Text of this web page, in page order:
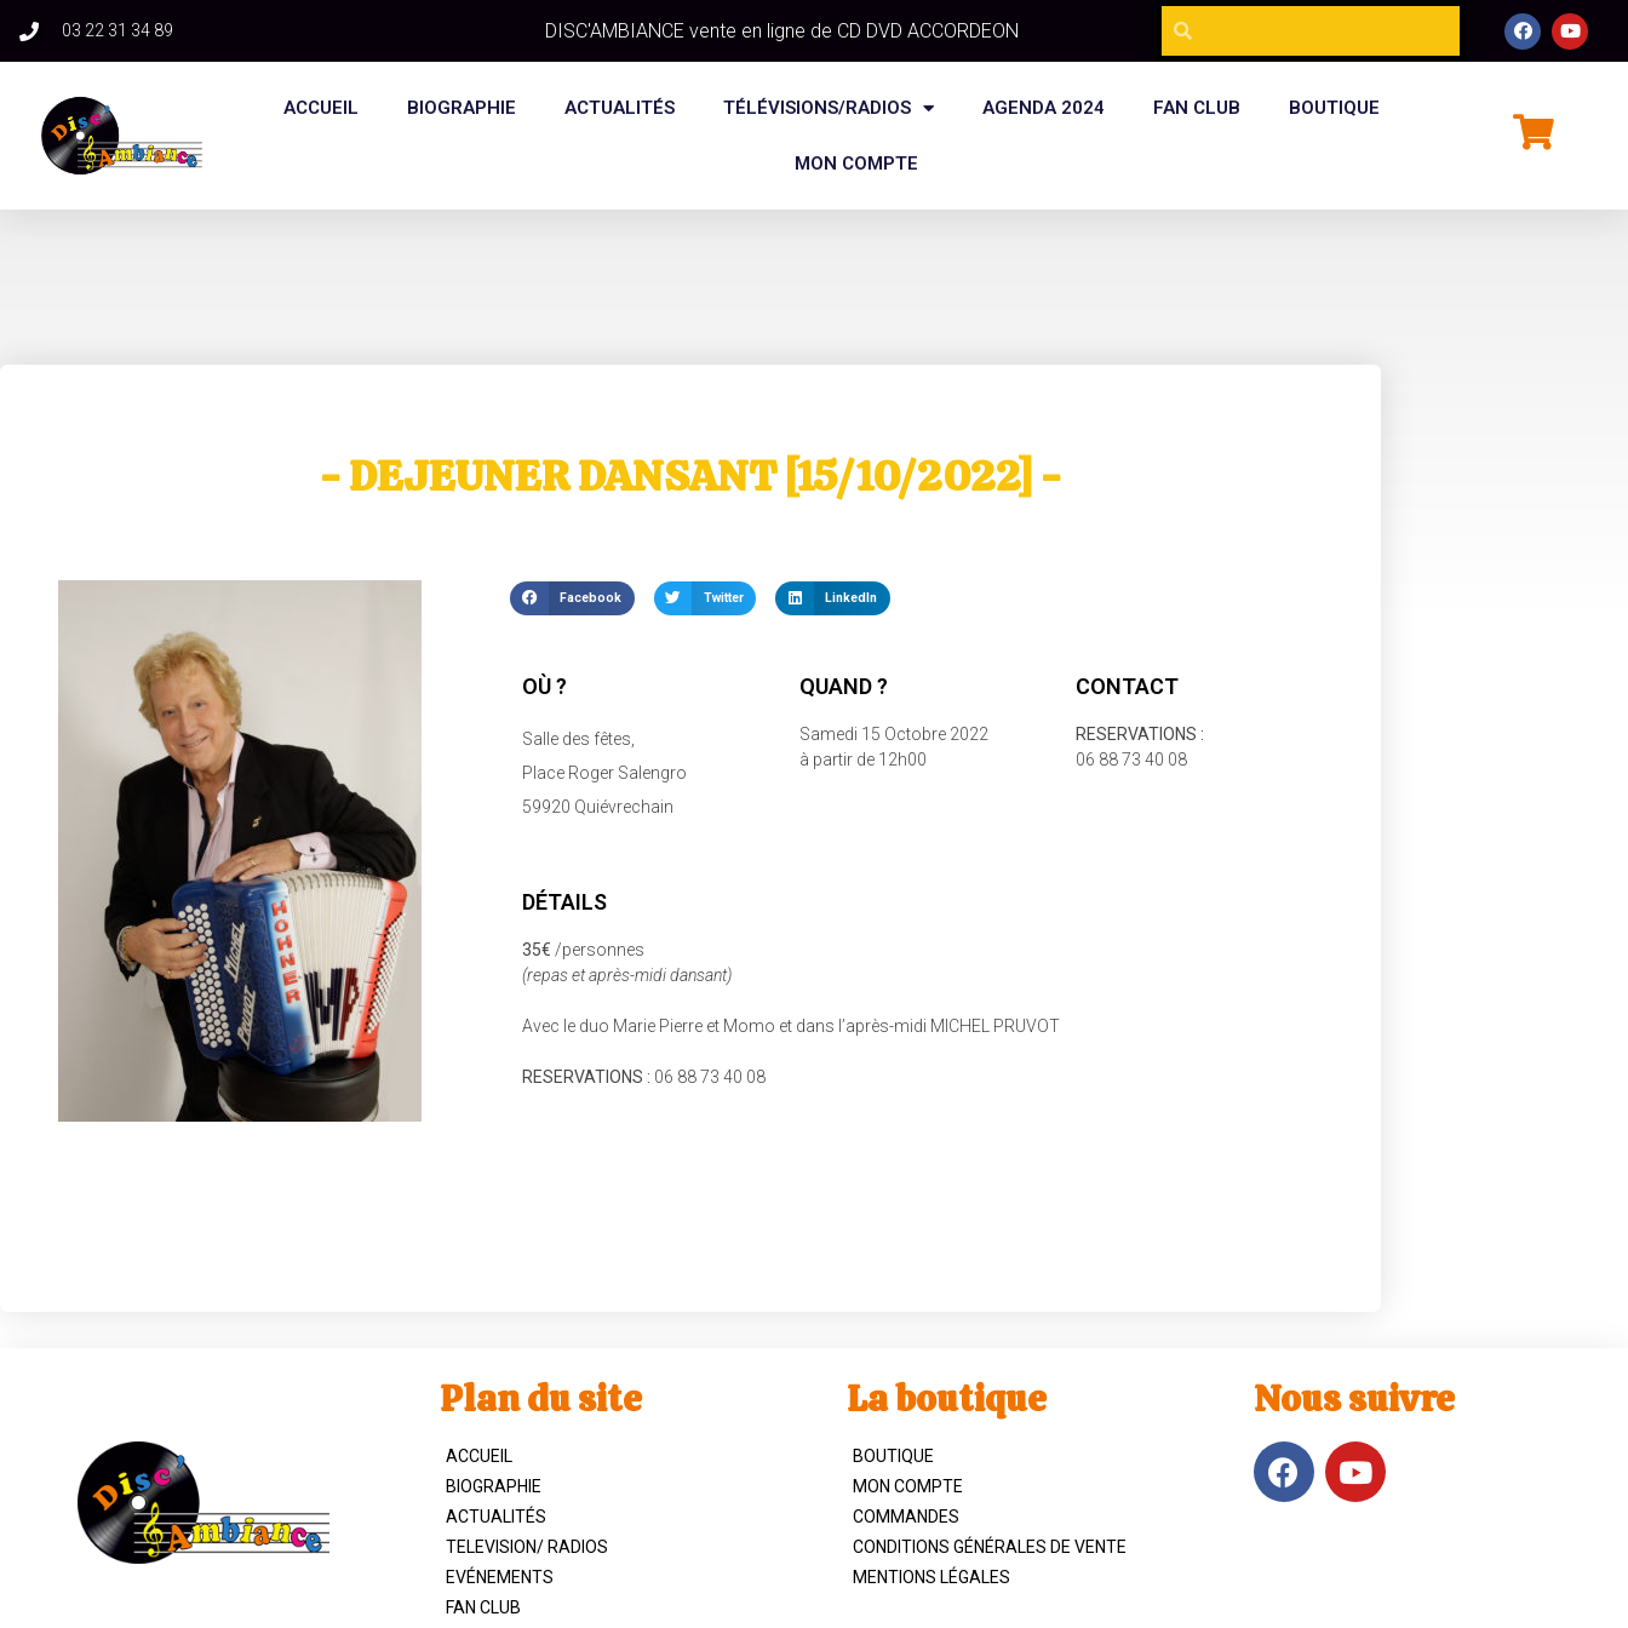
03 22 31 34 89​ DISC'AMBIANCE vente en ligne de CD DVD ACCORDEON
ACCUEIL BIOGRAPHIE ACTUALITÉS TÉLÉVISIONS/RADIOS AGENDA 2024 FAN CLUB BOUTIQUE
MON COMPTE
- DEJEUNER DANSANT [15/10/2022] -
Facebook Twitter LinkedIn
OÙ ?
Salle des fêtes,
Place Roger Salengro
59920 Quiévrechain
QUAND ?
Samedi 15 Octobre 2022
à partir de 12h00
CONTACT
RESERVATIONS :
06 88 73 40 08
DÉTAILS
35€ /personnes
(repas et après-midi dansant)
Avec le duo Marie Pierre et Momo et dans l’après-midi MICHEL PRUVOT
RESERVATIONS : 06 88 73 40 08
Plan du site
ACCUEIL
BIOGRAPHIE
ACTUALITÉS
TELEVISION/ RADIOS
EVÉNEMENTS
FAN CLUB
La boutique
BOUTIQUE
MON COMPTE
COMMANDES
CONDITIONS GÉNÉRALES DE VENTE
MENTIONS LÉGALES
Nous suivre